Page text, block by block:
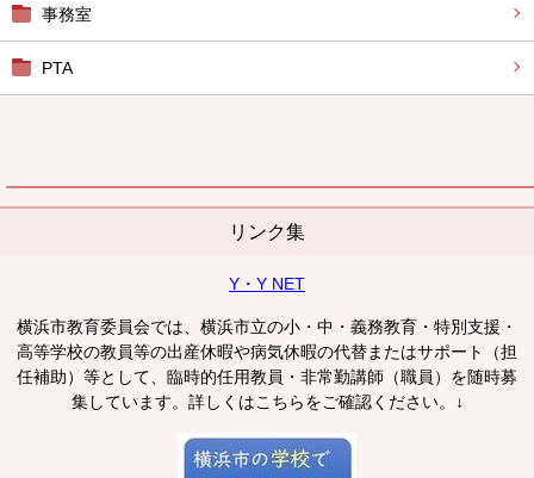
事務室
PTA
リンク集
Y・Y NET
横浜市教育委員会では、横浜市立の小・中・義務教育・特別支援・
高等学校の教員等の出産休暇や病気休暇の代替またはサポート（担
任補助）等として、臨時的任用教員・非常勤講師（職員）を随時募
集しています。詳しくはこちらをご確認ください。↓